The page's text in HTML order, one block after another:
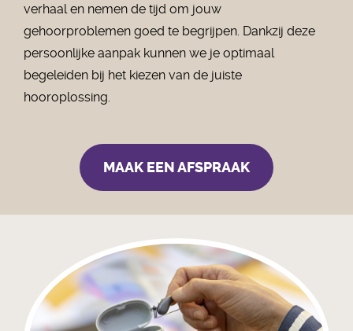
verhaal en nemen de tijd om jouw
gehoorproblemen goed te begrijpen. Dankzij deze
persoonlijke aanpak kunnen we je optimaal
begeleiden bij het kiezen van de juiste
hooroplossing.
MAAK EEN AFSPRAAK